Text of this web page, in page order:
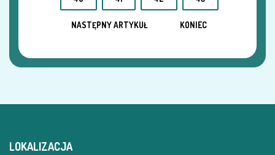
NASTĘPNY ARTYKUŁ KONIEC
LOKALIZACJA